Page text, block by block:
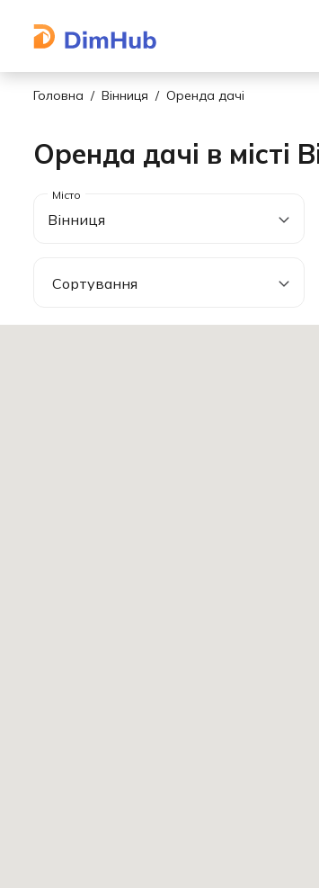
Головна Вінниця Оренда дачі
Оренда дачі в місті
Вінниця